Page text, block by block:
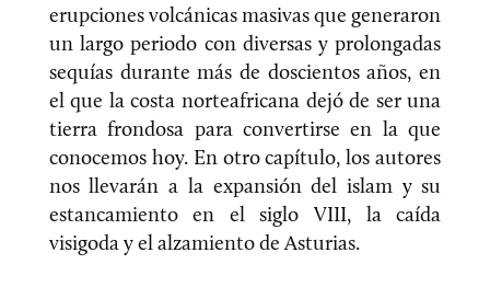
erupciones volcánicas masivas que generaron
un largo periodo con diversas y prolongadas
sequías durante más de doscientos años, en
el que la costa norteafricana dejó de ser una
tierra frondosa para convertirse en la que
conocemos hoy. En otro capítulo, los autores
nos llevarán a la expansión del islam y su
estancamiento en el siglo VIII, la caída
visigoda y el alzamiento de Asturias.